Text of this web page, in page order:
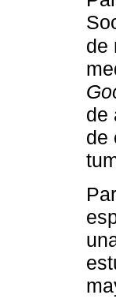
de
de
de